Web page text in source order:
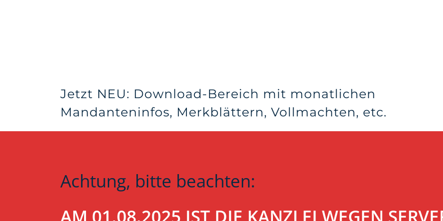
Jetzt NEU: Download-Bereich mit monatlichen
Mandanteninfos, Merkblättern, Vollmachten, etc.
Achtung, bitte beachten:
AM 01.08.2025 IST DIE KANZLEI WEGEN